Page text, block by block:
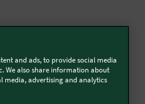
and ads, to provide social media
We also share information about
media, advertising and analytics